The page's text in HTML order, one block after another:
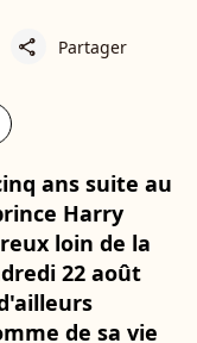
share Partager
ans suite au
Harry
loin de la
22 août
de sa vie